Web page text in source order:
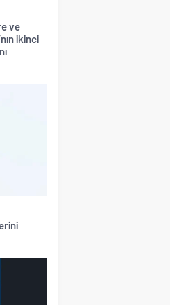
ve
ikinci